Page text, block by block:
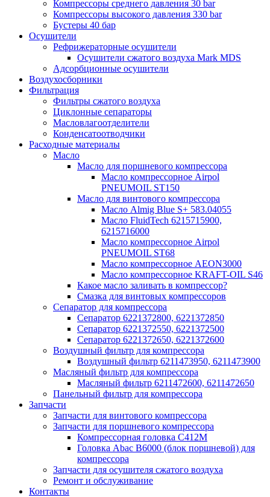
Компрессоры среднего давления 30 bar
Компрессоры высокого давления 330 bar
Бустеры 40 бар
Осушители
Рефрижераторные осушители
Осушители сжатого воздуха Mark MDS
Адсорбционные осушители
Воздухосборники
Фильтрация
Фильтры сжатого воздуха
Циклонные сепараторы
Масловлагоотделители
Конденсатоотводчики
Расходные материалы
Масло
Масло для поршневого компрессора
Масло компрессорное Airpol
PNEUMOIL ST150
Масло для винтового компрессора
Масло Almig Blue S+ 583.04055
Масло FluidTech 6215715900,
6215716000
Масло компрессорное Airpol
PNEUMOIL ST68
Масло компрессорное AEON3000
Масло компрессорное KRAFT-OIL S46
Какое масло заливать в компрессор?
Смазка для винтовых компрессоров
Сепаратор для компрессора
Сепаратор 6221372800, 6221372850
Сепаратор 6221372550, 6221372500
Сепаратор 6221372650, 6221372600
Воздушный фильтр для компрессора
Воздушный фильтр 6211473950, 6211473900
Масляный фильтр для компрессора
Масляный фильтр 6211472600, 6211472650
Панельный фильтр для компрессора
Запчасти
Запчасти для винтового компрессора
Запчасти для поршневого компрессора
Компрессорная головка С412М
Головка Abac B6000 (блок поршневой) для
компрессора
Запчасти для осушителя сжатого воздуха
Ремонт и обслуживание
Контакты